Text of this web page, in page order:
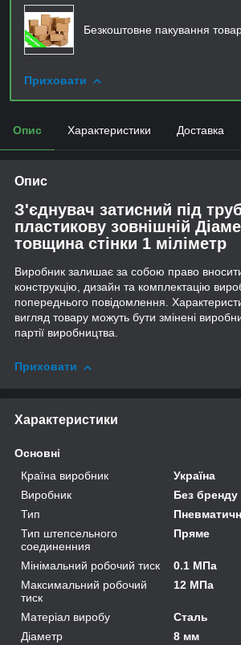
Безкоштовне пакування
Приховати
Опис Характеристики Доставка
Опис
З'єднувач затисний під
пластикову зовнішній
товщина стінки 1 міліметр
Виробник залишає за собою право
конструкцію, дизайн та комплектацію
попереднього повідомлення.
вигляд товару можуть бути змінені
партії виробництва.
Приховати
Характеристики
Основні
Країна виробник
Україна
Виробник
Без бренду
Тип
Тип штепсельного
соединенния
Пряме
Мінімальний робочий тиск
0.1 МПа
Максимальний робочий
тиск
12 МПа
Матеріал виробу
Сталь
Діаметр
8 мм